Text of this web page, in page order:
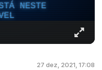
NESTE
27 dez, 2021, 17:08